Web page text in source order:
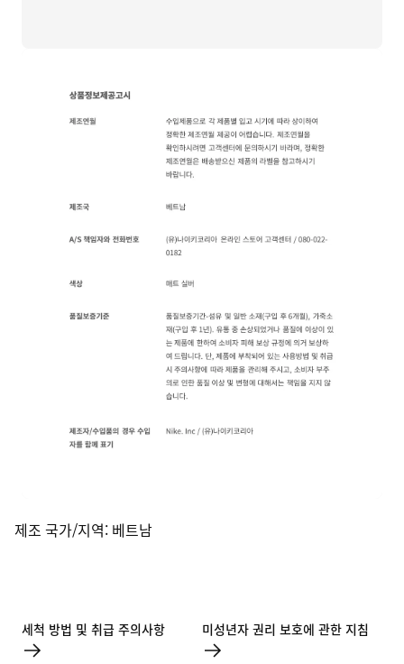
제조 국가/지역: 베트남
세척 방법 및 취급 주의사항 미성년자 권리 보호에 관한 지침